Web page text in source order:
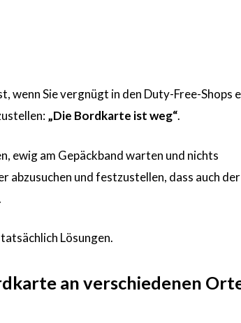
wenn Sie vergnügt in den Duty-Free-Shops
„Die Bordkarte ist weg“.
ewig am Gepäckband warten und nichts
abzusuchen und festzustellen, dass auch der
Lösungen.
an verschiedenen